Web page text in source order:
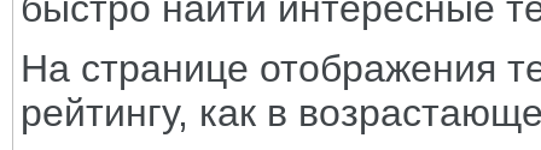
На странице отображения
рейтингу, как в